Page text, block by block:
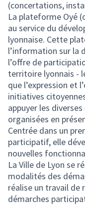
(concertations,
La plateforme Oyé
au service du
lyonnaise. Cette
l’information sur la
l’offre de
territoire lyonnais -
que l’expression et
initiatives
appuyer les
organisées en
Centrée dans un
participatif, elle
nouvelles
La Ville de Lyon se
modalités des
réalise un travail de
démarches